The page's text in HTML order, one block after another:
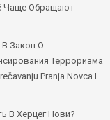
Чаще Обращают
Закон О
Терроризма
Pranja Novca I
В Херцег Нови?